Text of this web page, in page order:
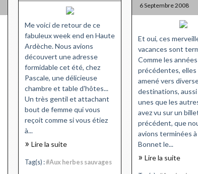
Me voici de retour de ce
fabuleux week end en Haute
Ardèche. Nous avions
découvert une adresse
formidable cet été, chez
Pascale, une délicieuse
chambre et table d'hôtes...
Un très gentil et attachant
bout de femme qui vous
reçoit comme si vous étiez
à...
Lire la suite
Tag(s) :#Aux herbes sauvages
6 Septembre 2008
Et oui, ces
vacances sont
Comme les années
précédentes,
amené vers
destinations, aussi
unes que les
avez vu sur un
précédent, que
avions terminées à
Bonnet le...
Lire la suite